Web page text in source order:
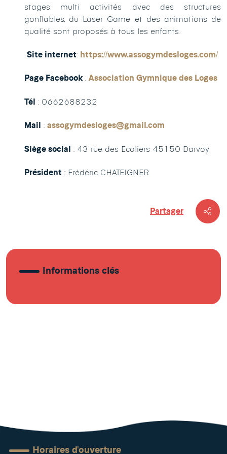
stages multi activités avec des structures
gonflables, du Laser Game et des animations de
qualité sont proposés à tous les enfants.
Site internet: https://www.assogymdesloges.com/
Page Facebook: Association Gymnique des Loges
Tél : 0662688232
Mail : assogymdesloges@gmail.com
Siège social : 43 rue des Ecoliers 45150 Darvoy
Président : Frédéric CHATEIGNER
Partager
Informations clés
Horaires d'ouverture